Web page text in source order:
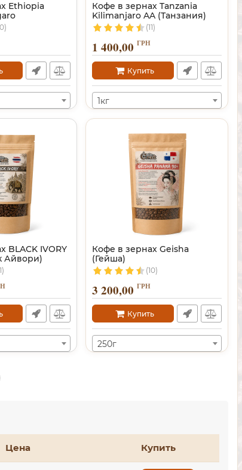
Ethiopia
Кофе в зернах Tanzania
Kilimanjaro AA (Танзания)
(11)
1 400,00 ГРН
Купить
1кг
BLACK IVORY
Айвори)
Кофе в зернах Geisha
(Гейша)
(10)
3 200,00 ГРН
Купить
250г
Цена Купить